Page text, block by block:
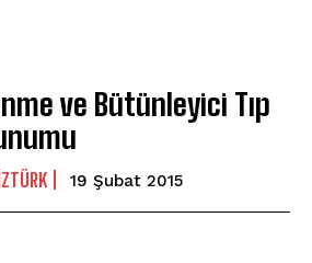
ve Bütünleyici Tıp
19 Şubat 2015